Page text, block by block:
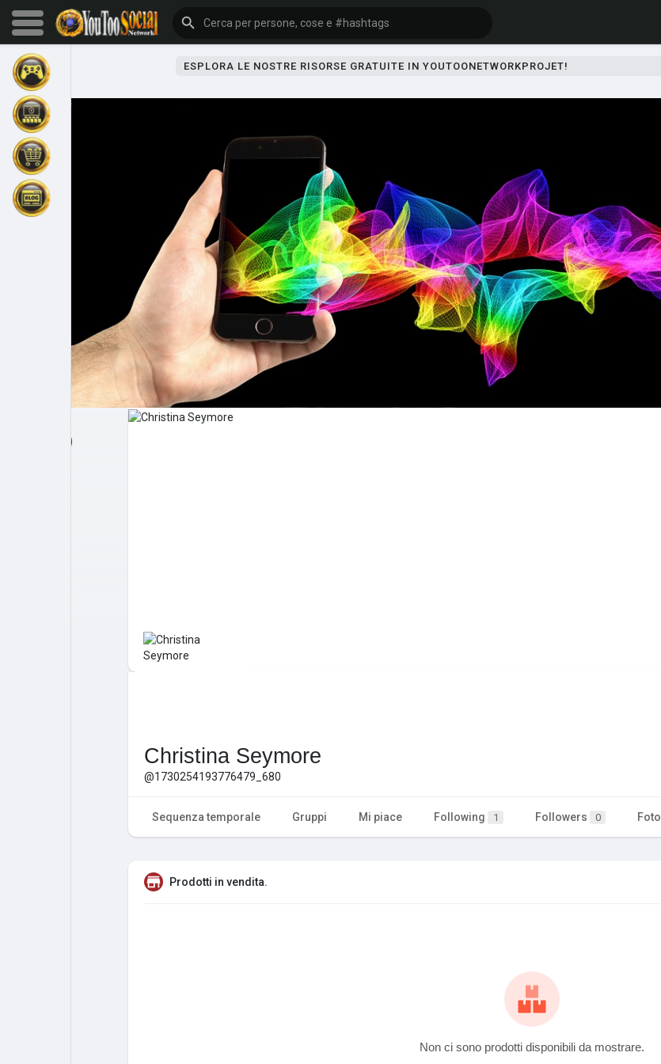
Sfoglia gli eventi
Esplorare
Post popolari Giochi
ESPLORA LE NOSTRE RISORSE GRATUITE IN YOUTOONETWORKPROJET!
Christina Seymore
@1730254193776479_680
Sequenza temporale Gruppi Mi piace Following 1 Followers 0 Foto
Prodotti in vendita.
Non ci sono prodotti disponibili da mostrare.